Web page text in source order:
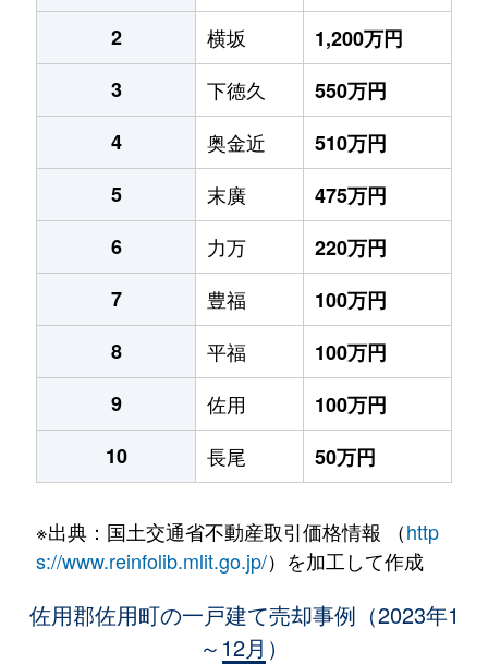
2
横坂
1,200万円
3
下徳久
550万円
4
奥金近
510万円
5
末廣
475万円
6
力万
220万円
7
豊福
100万円
8
平福
100万円
9
佐用
100万円
10
長尾 50万円
※出典：国土交通省不動産取引価格情報 （http
s://www.reinfolib.mlit.go.jp/）を加工して作成
佐用郡佐用町の一戸建て売却事例（2023年1
～12月）